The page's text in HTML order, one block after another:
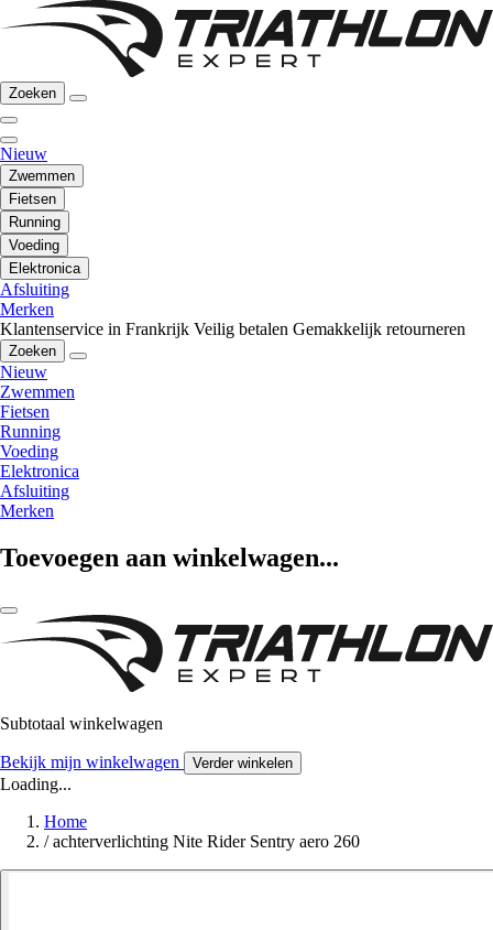
Zoeken
Nieuw
Zwemmen
Fietsen
Running
Voeding
Elektronica
Afsluiting
Merken
Klantenservice in Frankrijk Veilig betalen Gemakkelijk retourneren
Zoeken
Nieuw
Zwemmen
Fietsen
Running
Voeding
Elektronica
Afsluiting
Merken
Toevoegen aan winkelwagen...
Subtotaal winkelwagen
Bekijk mijn winkelwagen Verder winkelen
Loading...
Home
/ achterverlichting Nite Rider Sentry aero 260